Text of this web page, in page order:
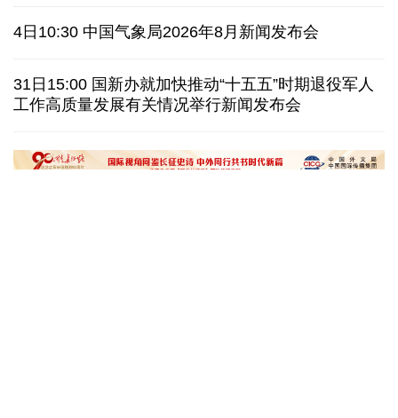
美媒称美国增派人手 在古巴加大力度开展情报活动
巴西降级与阿根廷关系 阿称驻巴大使将“回国休假”
4日10:30 中国气象局2026年8月新闻发布会
31日15:00 国新办就加快推动“十五五”时期退役军人
工作高质量发展有关情况举行新闻发布会